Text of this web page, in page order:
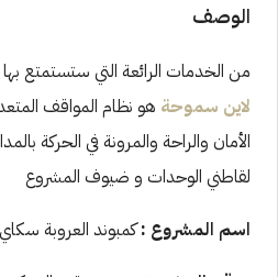
الوصف
من الخدمات الرائعة التي ستستمتع
لاين سموحة هو نظام المواقف
الأمان والراحة والمرونة في الحركة
لقاطني الوحدات و ضيوف المشروع
اسم المشروع :كمبوند العروبة